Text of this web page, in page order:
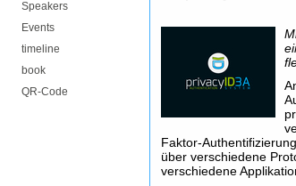
Speakers
Events
timeline
book
QR-Code
Faktor-
über verschiedene
verschiedene